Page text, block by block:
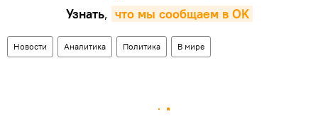
Узнать, что мы сообщаем в OK
Новости Аналитика Политика В мире